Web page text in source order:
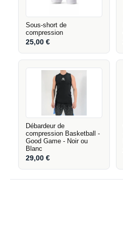
Sous-short de
compression
25,00€
Débardeur de
compression Basketball -
Good Game - Noir ou
Blanc
29,00€